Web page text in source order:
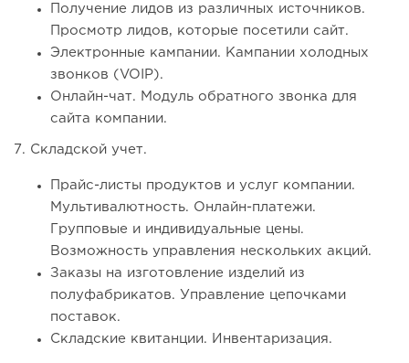
Получение лидов из различных источников.
Просмотр лидов, которые посетили сайт.
Электронные кампании. Кампании холодных
звонков (VOIP).
Онлайн-чат. Модуль обратного звонка для
сайта компании.
7. Складской учет.
Прайс-листы продуктов и услуг компании.
Мультивалютность. Онлайн-платежи.
Групповые и индивидуальные цены.
Возможность управления нескольких акций.
Заказы на изготовление изделий из
полуфабрикатов. Управление цепочками
поставок.
Складские квитанции. Инвентаризация.